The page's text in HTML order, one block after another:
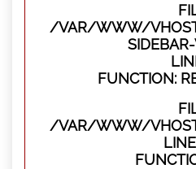
/VAR/WWW/
FUNCTION:
/VAR/WWW/